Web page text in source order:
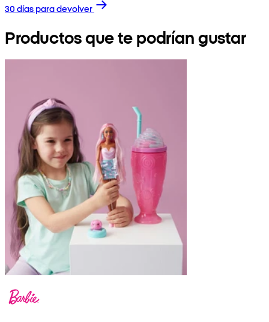
30 días para devolver
Productos que te podrían gustar